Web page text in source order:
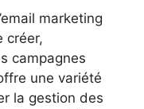
marketing
créer,
campagnes
une variété
la gestion des